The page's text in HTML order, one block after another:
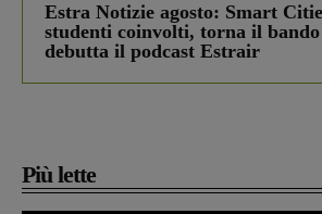
Estra Notizie agosto: Smart
studenti coinvolti, torna il
debutta il podcast Estrair
Più lette